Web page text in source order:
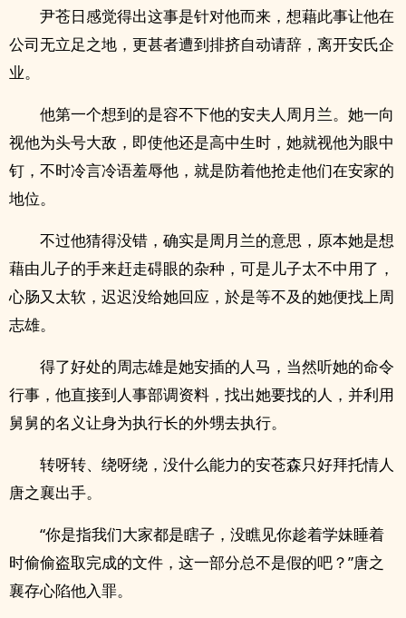
尹苍日感觉得出这事是针对他而来，想藉此事让他在
公司无立足之地，更甚者遭到排挤自动请辞，离开安氏企
业。
他第一个想到的是容不下他的安夫人周月兰。她一向
视他为头号大敌，即使他还是高中生时，她就视他为眼中
钉，不时冷言冷语羞辱他，就是防着他抢走他们在安家的
地位。
不过他猜得没错，确实是周月兰的意思，原本她是想
藉由儿子的手来赶走碍眼的杂种，可是儿子太不中用了，
心肠又太软，迟迟没给她回应，於是等不及的她便找上周
志雄。
得了好处的周志雄是她安插的人马，当然听她的命令
行事，他直接到人事部调资料，找出她要找的人，并利用
舅舅的名义让身为执行长的外甥去执行。
转呀转、绕呀绕，没什么能力的安苍森只好拜托情人
唐之襄出手。
“你是指我们大家都是瞎子，没瞧见你趁着学妹睡着
时偷偷盗取完成的文件，这一部分总不是假的吧？”唐之
襄存心陷他入罪。